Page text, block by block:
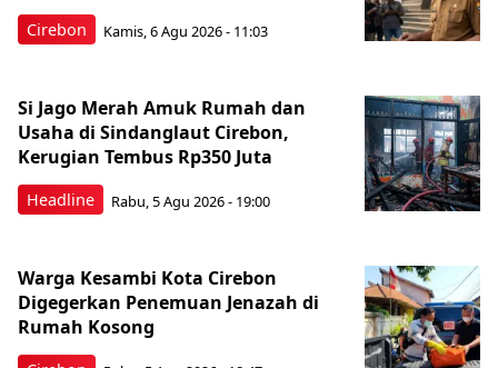
Cirebon Kamis, 6 Agu 2026 - 11:03
Headline
Si Jago Merah Amuk Rumah dan
Usaha di Sindanglaut Cirebon,
Kerugian Tembus Rp350 Juta
Rabu, 5 Agu 2026 - 19:00
Warga Kesambi Kota Cirebon
Digegerkan Penemuan Jenazah di
Rumah Kosong